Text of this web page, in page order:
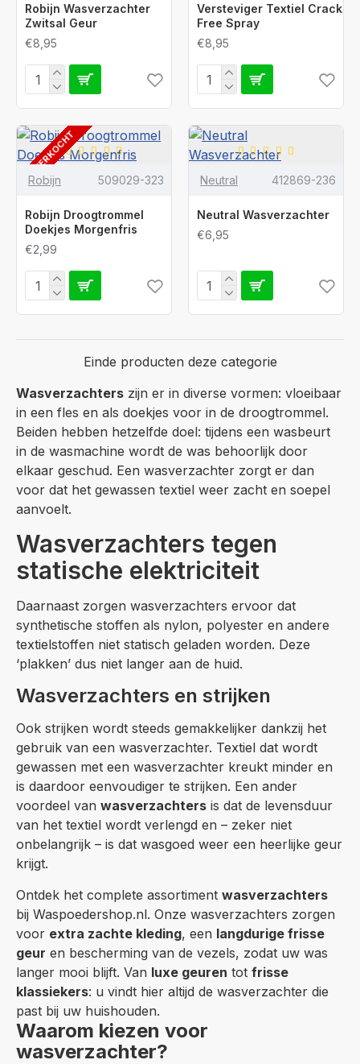
Wasverzachters zijn er in diverse vormen: vloeibaar
in een fles en als doekjes voor in de droogtrommel.
Beiden hebben hetzelfde doel: tijdens een wasbeurt
in de wasmachine wordt de was behoorlijk door
elkaar geschud. Een wasverzachter zorgt er dan
voor dat het gewassen textiel weer zacht en soepel
aanvoelt.
Wasverzachters tegen
statische elektriciteit
Daarnaast zorgen wasverzachters ervoor dat
synthetische stoffen als nylon, polyester en andere
textielstoffen niet statisch geladen worden. Deze
‘plakken’ dus niet langer aan de huid.
Wasverzachters en strijken
Ook strijken wordt steeds gemakkelijker dankzij het
gebruik van een wasverzachter. Textiel dat wordt
gewassen met een wasverzachter kreukt minder en
is daardoor eenvoudiger te strijken. Een ander
voordeel van wasverzachters is dat de levensduur
van het textiel wordt verlengd en – zeker niet
onbelangrijk – is dat wasgoed weer een heerlijke geur
krijgt.
Ontdek het complete assortiment wasverzachters
bij Waspoedershop.nl. Onze wasverzachters zorgen
voor extra zachte kleding, een langdurige frisse
geur en bescherming van de vezels, zodat uw was
langer mooi blijft. Van luxe geuren tot frisse
klassiekers: u vindt hier altijd de wasverzachter die
past bij uw huishouden.
Waarom kiezen voor
wasverzachter?
Robijn Wasverzachter
Zwitsal Geur
€8,95
Versteviger Textiel Crack
Free Spray
€8,95
UITVERKOCHT
Robijn 509029-323
Robijn Droogtrommel
Doekjes Morgenfris
€2,99
Neutral 412869-236
Neutral Wasverzachter
€6,95
Einde producten deze categorie